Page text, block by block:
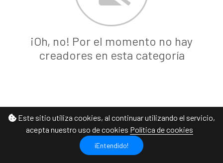
Este sitio utiliza cookies, al continuar utilizando el servicio,
acepta nuestro uso de cookies Política de cookies
¡Entendido!
¡Oh, no! Por el momento no hay
creadores en esta categoría